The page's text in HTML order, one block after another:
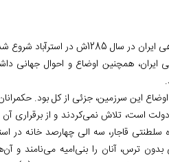
و تا سال‏ها تداوم داشت.
ایران، همچنین اوضاع و احوال جهانی
اوضاع این سرزمین، جزئی از کل بود.
است، تلاش نمی‌کردند و از برقراری آن
قاجار، سه الی چهارصد خانه در
ترس، آنان را بنی‌امیه می‌نامند و